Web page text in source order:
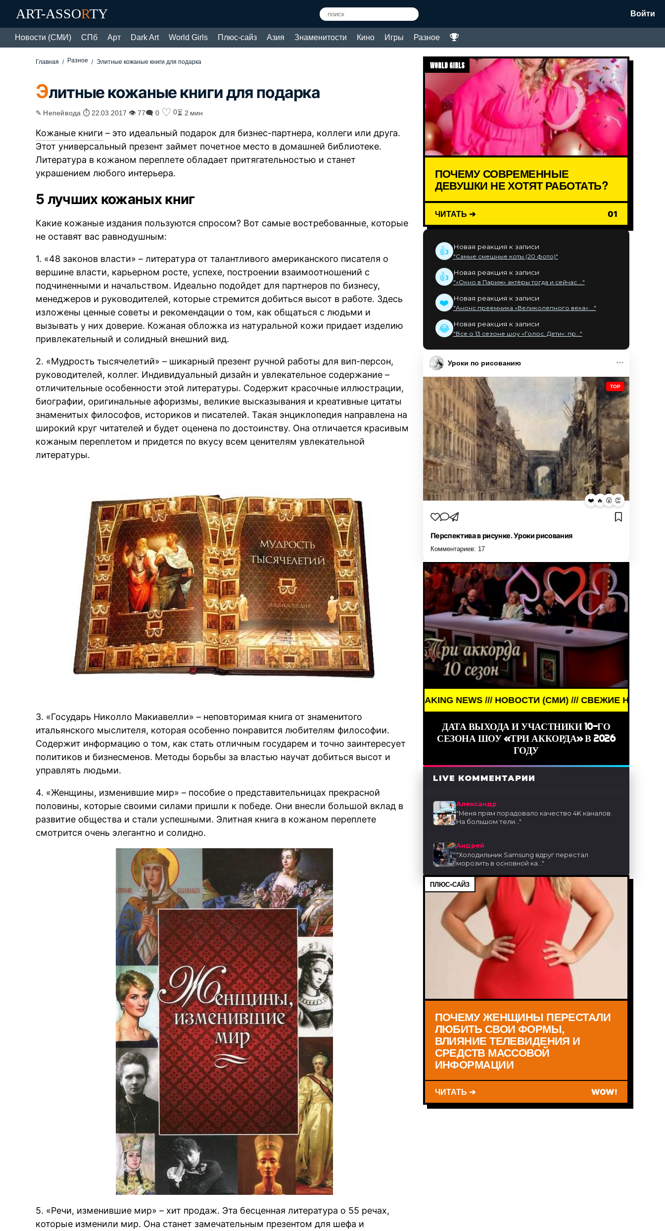
ART-ASSORTY Войти
Новости (СМИ) СПб Арт Dark Art World Girls Плюс-сайз Азия Знаменитости Кино Игры Разное
Главная Разное Элитные кожаные книги для подарка
Элитные кожаные книги для подарка
✎ Непейвода ⏱ 22.03.2017 👁 77🗨 0 ♡ 0⏳ 2 мин
Кожаные книги – это идеальный подарок для бизнес-партнера, коллеги или друга.
Этот универсальный презент займет почетное место в домашней библиотеке.
Литература в кожаном переплете обладает притягательностью и станет
украшением любого интерьера.
5 лучших кожаных книг
Какие кожаные издания пользуются спросом? Вот самые востребованные, которые
не оставят вас равнодушным:
1. «48 законов власти» – литература от талантливого американского писателя о
вершине власти, карьерном росте, успехе, построении взаимоотношений с
подчиненными и начальством. Идеально подойдет для партнеров по бизнесу,
менеджеров и руководителей, которые стремится добиться высот в работе. Здесь
изложены ценные советы и рекомендации о том, как общаться с людьми и
вызывать у них доверие. Кожаная обложка из натуральной кожи придает изделию
привлекательный и солидный внешний вид.
2. «Мудрость тысячелетий» – шикарный презент ручной работы для вип-персон,
руководителей, коллег. Индивидуальный дизайн и увлекательное содержание –
отличительные особенности этой литературы. Содержит красочные иллюстрации,
биографии, оригинальные афоризмы, великие высказывания и креативные цитаты
знаменитых философов, историков и писателей. Такая энциклопедия направлена на
широкий круг читателей и будет оценена по достоинству. Она отличается красивым
кожаным переплетом и придется по вкусу всем ценителям увлекательной
литературы.
3. «Государь Николло Макиавелли» – неповторимая книга от знаменитого
итальянского мыслителя, которая особенно понравится любителям философии.
Содержит информацию о том, как стать отличным государем и точно заинтересует
политиков и бизнесменов. Методы борьбы за властью научат добиться высот и
управлять людьми.
4. «Женщины, изменившие мир» – пособие о представительницах прекрасной
половины, которые своими силами пришли к победе. Они внесли большой вклад в
развитие общества и стали успешными. Элитная книга в кожаном переплете
смотрится очень элегантно и солидно.
5. «Речи, изменившие мир» – хит продаж. Эта бесценная литература о 55 речах,
которые изменили мир. Она станет замечательным презентом для шефа и
WORLD GIRLS
ПОЧЕМУ СОВРЕМЕННЫЕ
ДЕВУШКИ НЕ ХОТЯТ РАБОТАТЬ?
ЧИТАТЬ ➔ 01
👍 Новая реакция к записи
"Самые смешные коты (20 фото)"
👍 Новая реакция к записи
"«Окно в Париж» актёры тогда и сейчас ..."
❤️ Новая реакция к записи
"Анонс преемника «Великолепного века»:..."
😂 Новая реакция к записи
"Все о 13 сезоне шоу «Голос. Дети»: пр..."
Уроки по рисованию
TOP
❤️ 🔥 😮 👏
Перспектива в рисунке. Уроки рисования
Комментариев: 17
BREAKING NEWS /// НОВОСТИ (СМИ) /// СВЕЖИЕ НОВОСТИ /// BREAKING NEWS /// НОВОСТИ (СМИ) /// СВЕЖИЕ НОВОСТИ ///
ДАТА ВЫХОДА И УЧАСТНИКИ 10-ГО
СЕЗОНА ШОУ «ТРИ АККОРДА» В 2026
ГОДУ
LIVE КОММЕНТАРИИ
Александр
"Меня прям порадовало качество 4K каналов.
На большом тели..."
Андрей
"Холодильник Samsung вдруг перестал
морозить в основной ка..."
ПЛЮС-САЙЗ
ПОЧЕМУ ЖЕНЩИНЫ ПЕРЕСТАЛИ
ЛЮБИТЬ СВОИ ФОРМЫ,
ВЛИЯНИЕ ТЕЛЕВИДЕНИЯ И
СРЕДСТВ МАССОВОЙ
ИНФОРМАЦИИ
ЧИТАТЬ ➔ WOW!